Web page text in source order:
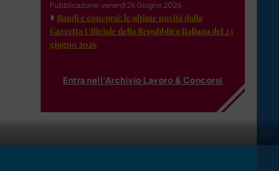
Pubblicazione: venerdì 26 Giugno 2026
Bandi e concorsi: le ultime novità dalla
Gazzetta Ufficiale della Repubblica Italiana del 23
giugno 2026
Entra nell'Archivio Lavoro & Concorsi